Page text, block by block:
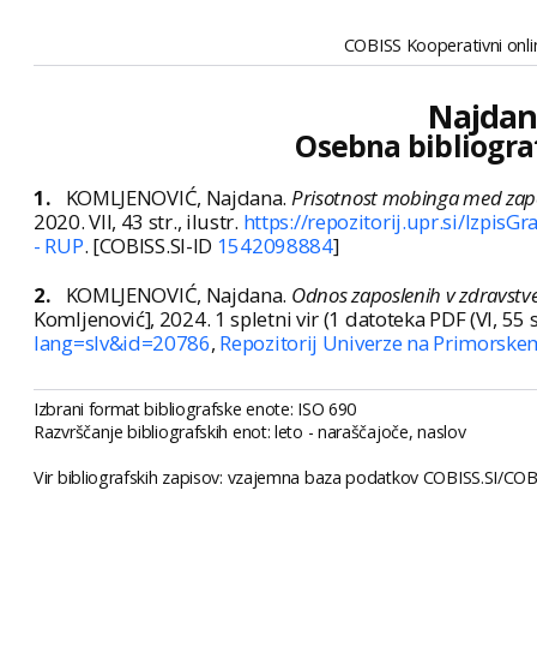
COBISS Kooperativni
Osebna
1. KOMLJENOVIĆ, Najdana. Prisotnost mobinga med
2020. VII, 43 str., ilustr. https://repozitorij.upr.si/
- RUP. [COBISS.SI-ID 1542098884]
2.
KOMLJENOVIĆ, Najdana. Odnos zaposlenih v
Komljenović], 2024. 1 spletni vir (1 datoteka PDF (VI,
lang=slv&id=20786, Repozitorij Univerze na
Izbrani format bibliografske enote: ISO 690
Razvrščanje bibliografskih enot: leto - naraščajoče, naslov
Vir bibliografskih zapisov: vzajemna baza podatkov COBISS.SI/